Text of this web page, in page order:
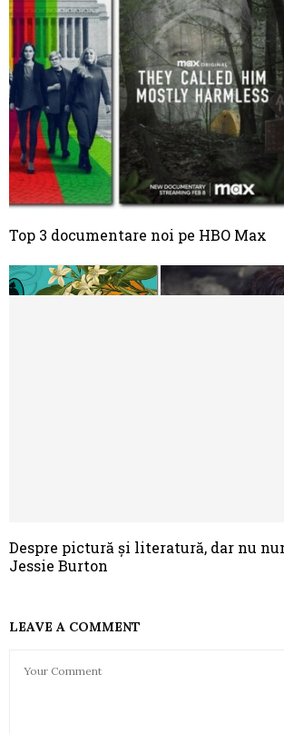
Top 3 documentare noi pe HBO Max
Despre pictură și literatură, dar nu
Jessie Burton
LEAVE A COMMENT